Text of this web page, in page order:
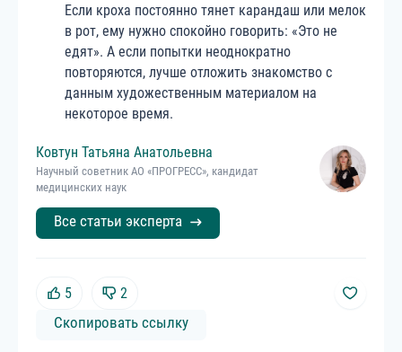
Если кроха постоянно тянет карандаш или мелок
в рот, ему нужно спокойно говорить: «Это не
едят». А если попытки неоднократно
повторяются, лучше отложить знакомство с
данным художественным материалом на
некоторое время.
Ковтун Татьяна Анатольевна
Научный советник АО «ПРОГРЕСС», кандидат
медицинских наук
Все статьи эксперта
5 2
Скопировать ссылку